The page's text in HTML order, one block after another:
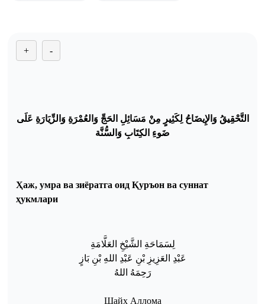
+ -
التَّحْقِيقُ وَالإِيضَاحُ لِكَثِيرٍ مِنْ مَسَائِلِ الحَجِّ وَالعُمْرَةِ وَالزِّيَارَةِ عَلَى
ضَوءِ الكِتَابِ وَالسُّنَّة
Ҳаж, умра ва зиёратга оид Қуръон ва суннат
ҳукмлари
لِسَمَاحَةِ الشَّيْخِ العلامة
عَبْدِ العَزِيزِ بْنِ عَبْدِ اللهِ بْنِ بَازٍ
رَحِمَهُ اللهُ
Шайх Аллома